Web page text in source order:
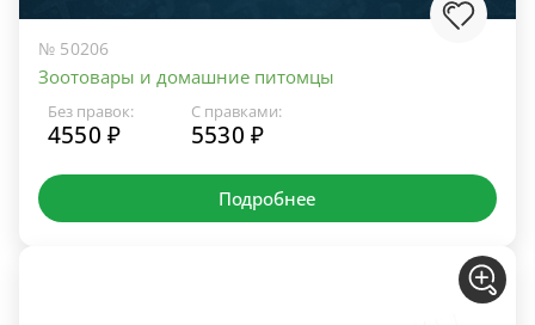
№ 50206
Зоотовары и домашние питомцы
Без правок:
4550 ₽
С правками:
5530 ₽
Подробнее